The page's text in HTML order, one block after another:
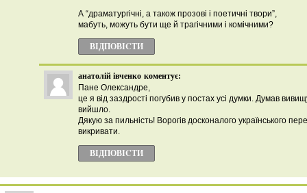
А “драматургічні, а також прозові і поетичні твори”,
мабуть, можуть бути ще й трагічними і комічними?
ВІДПОВІCТИ
анатолій івченко коментує:
Пане Олександре,
це я від заздрості погубив у постах усі думки. Думав
вийшло.
Дякую за пильність! Ворогів досконалого українського
викривати.
ВІДПОВІCТИ